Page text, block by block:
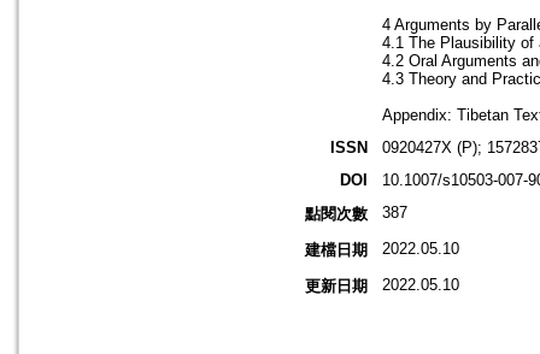
4 Arguments by
4.1 The Plausibility of
4.2 Oral Arguments
4.3 Theory and
Appendix: Tibetan
ISSN
0920427X (P);
DOI
10.1007/s10503-007-
點閱次數
387
建檔日期 2022.05.10
更新日期 2022.05.10